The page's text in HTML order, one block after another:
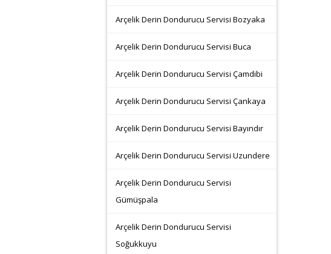
Arçelik Derin Dondurucu Servisi Bozyaka
Arçelik Derin Dondurucu Servisi Buca
Arçelik Derin Dondurucu Servisi Çamdibi
Arçelik Derin Dondurucu Servisi Çankaya
Arçelik Derin Dondurucu Servisi Bayındır
Arçelik Derin Dondurucu Servisi Uzundere
Arçelik Derin Dondurucu Servisi
Gümüşpala
Arçelik Derin Dondurucu Servisi
Soğukkuyu